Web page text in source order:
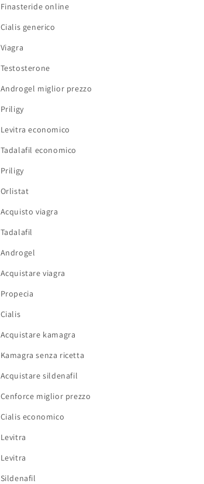
Finasteride online
Cialis generico
Viagra
Testosterone
Androgel miglior prezzo
Priligy
Levitra economico
Tadalafil economico
Priligy
Orlistat
Acquisto viagra
Tadalafil
Androgel
Acquistare viagra
Propecia
Cialis
Acquistare kamagra
Kamagra senza ricetta
Acquistare sildenafil
Cenforce miglior prezzo
Cialis economico
Levitra
Levitra
Sildenafil